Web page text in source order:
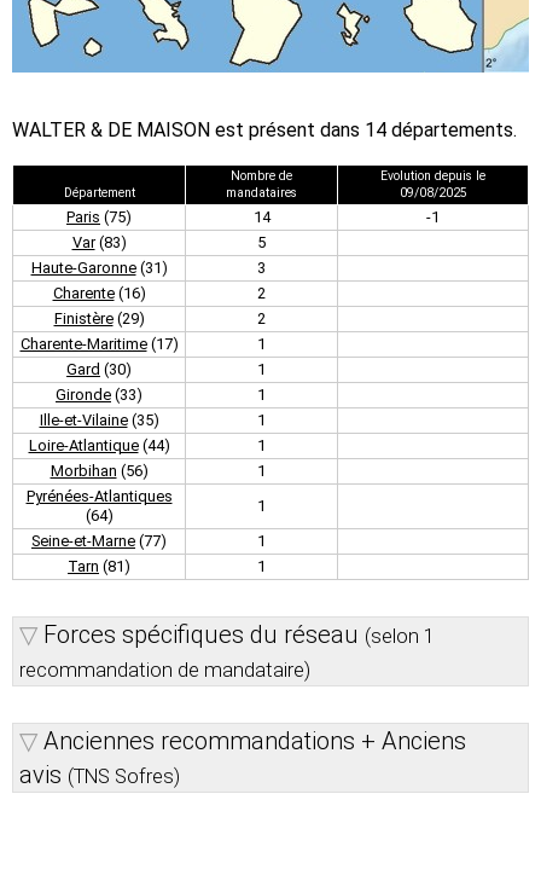
WALTER & DE MAISON est présent dans 14 départements.
Département
Nombre de
mandataires
Evolution depuis le
09/08/2025
Paris (75) 14
-1
Var(83)
5
Haute-Garonne(31)
3
Charente(16)
2
Finistère(29)
2
Charente-Maritime(17)
1
Gard (30)
1
Gironde (33)
1
Ille-et-Vilaine(35)
1
Loire-Atlantique(44)
1
Morbihan (56)
1
Pyrénées-Atlantiques
(64)
1
Seine-et-Marne (77)
1
Tarn (81) 1
Forces spécifiques du réseau (selon 1
recommandation de mandataire)
Anciennes recommandations + Anciens
avis (TNS Sofres)